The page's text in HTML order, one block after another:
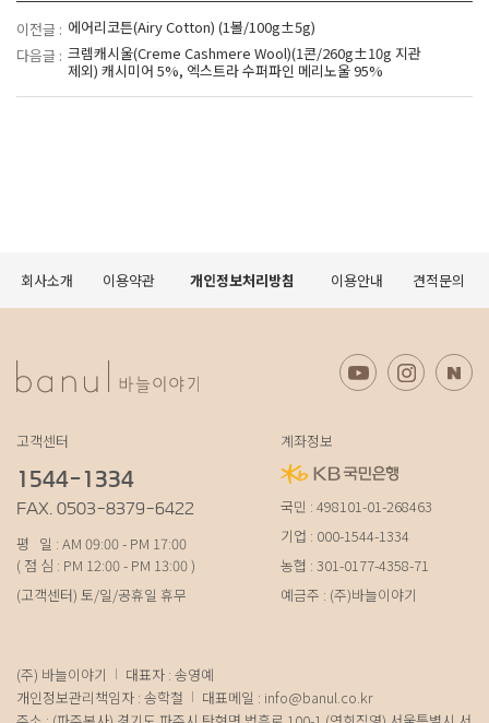
이전글 : 에어리코튼(Airy Cotton) (1볼/100g±5g)
다음글 : 크렘캐시울(Creme Cashmere Wool)(1콘/260g±10g 지관
제외) 캐시미어 5%, 엑스트라 수퍼파인 메리노울 95%
회사소개 이용약관 개인정보처리방침 이용안내 견적문의
고객센터
1544-1334
FAX. 0503-8379-6422
평 일 : AM 09:00 - PM 17:00
( 점 심 : PM 12:00 - PM 13:00 )
(고객센터) 토/일/공휴일 휴무
계좌정보
국민 : 498101-01-268463
기업 : 000-1544-1334
농협 : 301-0177-4358-71
예금주 : (주)바늘이야기
(주) 바늘이야기
대표자 : 송영예
개인정보관리책임자 : 송학철
대표메일 : info@banul.co.kr